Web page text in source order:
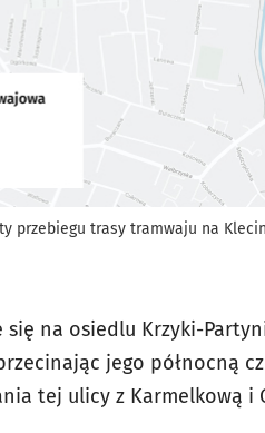
przebiegu trasy tramwaju na
na osiedlu Krzyki-
jego północną
tej ulicy z Karmelkową i